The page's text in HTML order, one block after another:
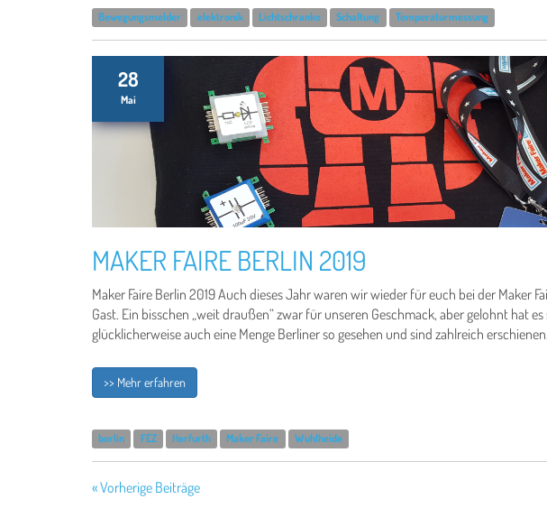
Bewegungsmelder elektronik Lichtschranke Schaltung Temperaturmessung
28
Mai
MAKER FAIRE BERLIN 2019
Maker Faire Berlin 2019 Auch dieses Jahr waren wir wieder für euch bei der Maker
Gast. Ein bisschen „weit draußen“ zwar für unseren Geschmack, aber gelohnt hat
glücklicherweise auch eine Menge Berliner so gesehen und sind zahlreich
>> Mehr erfahren
berlin FEZ Herfurth Maker Faire Wuhlheide
« Vorherige Beiträge